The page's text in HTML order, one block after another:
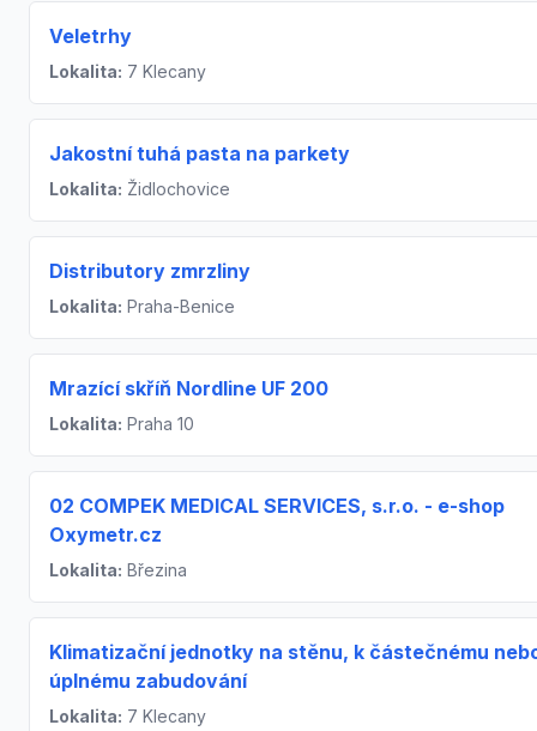
Veletrhy
Lokalita: 7 Klecany
Jakostní tuhá pasta na parkety
Lokalita: Židlochovice
Distributory zmrzliny
Lokalita: Praha-Benice
Mrazící skříň Nordline UF 200
Lokalita: Praha 10
02 COMPEK MEDICAL SERVICES, s.r.o. - e-shop
Oxymetr.cz
Lokalita: Březina
Klimatizační jednotky na stěnu, k částečnému
úplnému zabudování
Lokalita: 7 Klecany